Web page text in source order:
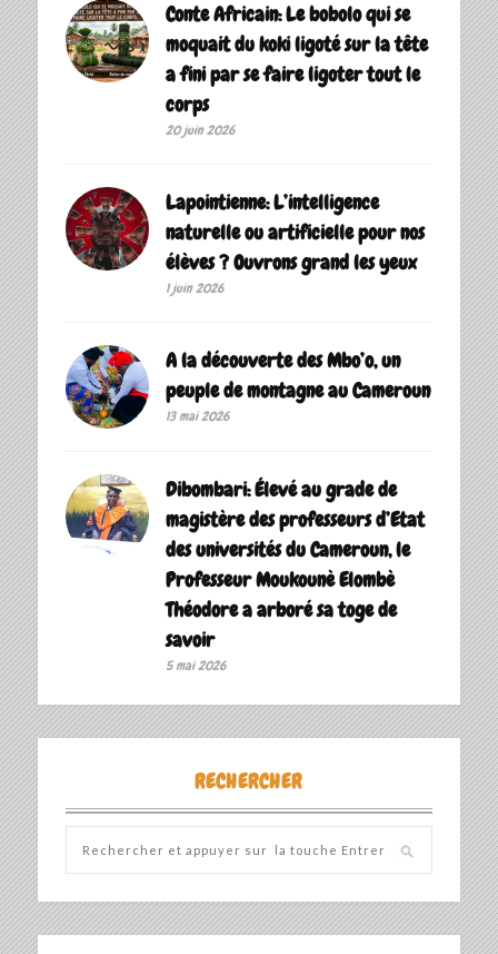
Conte Africain: Le bobolo qui se
moquait du koki ligoté sur la tête
a fini par se faire ligoter tout le
corps
20 juin 2026
Lapointienne: L’intelligence
naturelle ou artificielle pour nos
élèves ? Ouvrons grand les yeux
1 juin 2026
A la découverte des Mbo’o, un
peuple de montagne au Cameroun
13 mai 2026
Dibombari: Élevé au grade de
magistère des professeurs d’Etat
des universités du Cameroun, le
Professeur Moukounè Elombè
Théodore a arboré sa toge de
savoir ‎
5 mai 2026
RECHERCHER